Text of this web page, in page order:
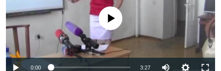
ՄՇԱԿՈՒՅԹ
ՍՊՈՐՏ
ՄԵԿՆԱԲԱՆՈՒԹՅՈՒՆ
ՏՏ ԵՒ ԻՆՏԵՐՆԵՏ
No media source currently available
0:00 3:27